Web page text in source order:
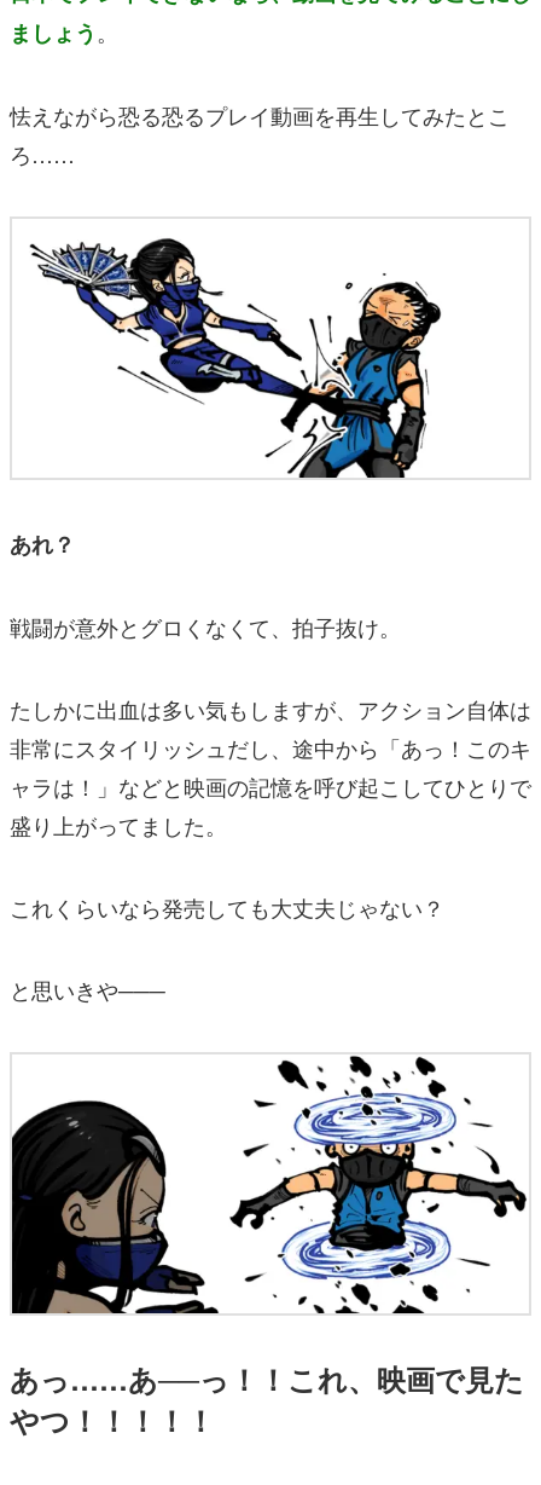
ましょう。
怯えながら恐る恐るプレイ動画を再生してみたとこ
ろ……
あれ？
戦闘が意外とグロくなくて、拍子抜け。
たしかに出血は多い気もしますが、アクション自体は
非常にスタイリッシュだし、途中から「あっ！このキ
ャラは！」などと映画の記憶を呼び起こしてひとりで
盛り上がってました。
これくらいなら発売しても大丈夫じゃない？
と思いきや───
あっ……あ──っ！！これ、映画で見た
やつ！！！！！